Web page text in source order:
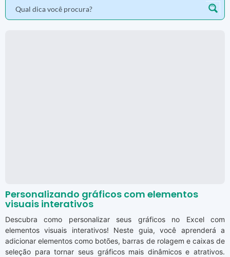
Personalizando gráficos com elementos
visuais interativos
Descubra como personalizar seus gráficos no Excel com
elementos visuais interativos! Neste guia, você aprenderá a
adicionar elementos como botões, barras de rolagem e caixas de
seleção para tornar seus gráficos mais dinâmicos e atrativos.